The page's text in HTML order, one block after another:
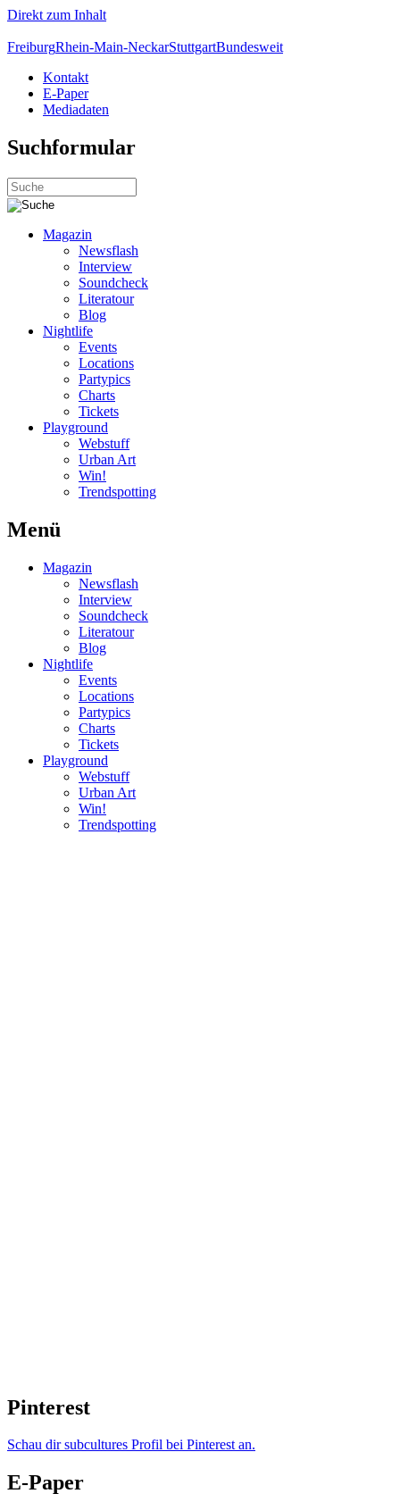
Direkt zum Inhalt
FreiburgRhein-Main-NeckarStuttgartBundesweit
Kontakt
E-Paper
Mediadaten
Suchformular
Magazin
Newsflash
Interview
Soundcheck
Literatour
Blog
Nightlife
Events
Locations
Partypics
Charts
Tickets
Playground
Webstuff
Urban Art
Win!
Trendspotting
Menü
Magazin
Newsflash
Interview
Soundcheck
Literatour
Blog
Nightlife
Events
Locations
Partypics
Charts
Tickets
Playground
Webstuff
Urban Art
Win!
Trendspotting
Pinterest
Schau dir subcultures Profil bei Pinterest an.
E-Paper